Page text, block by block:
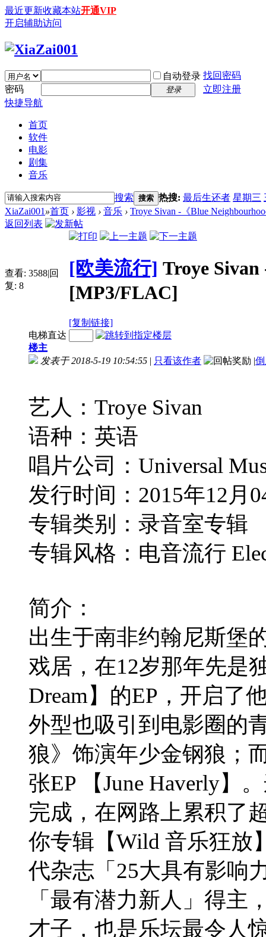
最近更新收藏本站开通VIP
开启辅助访问
自动登录 找回密码
密码
登录
立即注册
快捷导航
首页
软件
电影
剧集
音乐
搜索 搜索 热搜: 最后生还者 星期三
XiaZai001 »首页 › 影视 › 音乐 › Troye Sivan -《Blue
返回列表
查看: 3588|回
复: 8
[欧美流行] Troye
[MP3/FLAC]
[复制链接]
电梯直达
楼主
发表于 2018-5-19 10:54:55 | 只看该作者 |
艺人：Troye Sivan
语种：英语
唱片公司：Universal
发行时间：2015年12月
专辑类别：录音室专辑
专辑风格：电音流行
简介：
出生于南非约翰尼斯堡
戏居，在12岁那年先是
Dream】的EP，开启了
外型也吸引到电影圈的
狼》饰演年少金钢狼；
张EP 【June Haverly】
完成，在网路上累积了
你专辑【Wild 音乐狂放
代杂志「25大具有影响
「最有潜力新人」得主
才子，也是乐坛最令人